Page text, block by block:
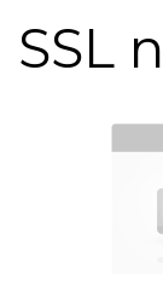
SSL